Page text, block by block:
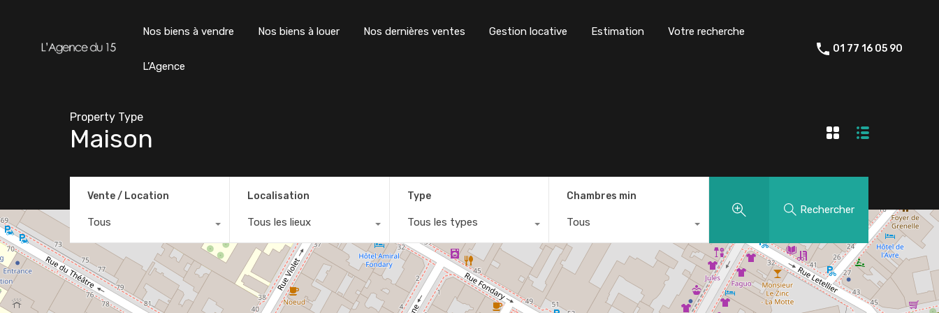
Nos biens à vendre Nos biens à louer Nos dernières ventes Gestion locative Estimation Votre recherche
L’Agence
01 77 16 05 90
Property Type
Maison
Vente / Location
Tous
Localisation
Tous les lieux
Type
Tous les types
Chambres min
Tous
Rechercher